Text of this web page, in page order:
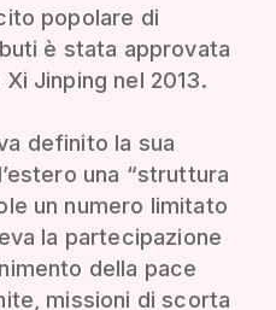
popolare di
è stata approvata
Jinping nel 2013.
definito la sua
una “struttura
un numero limitato
la partecipazione
della pace
missioni di scorta